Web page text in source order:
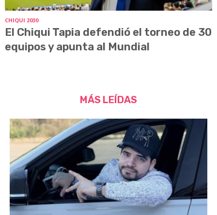
CHIQUI 2030
El Chiqui Tapia defendió el torneo de 30
equipos y apunta al Mundial
MÁS LEÍDAS